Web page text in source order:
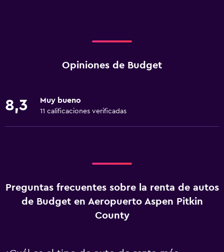
Opiniones de Budget
8,3 Muy bueno
11 calificaciones verificadas
Preguntas frecuentes sobre la renta de autos
de Budget en Aeropuerto Aspen Pitkin
County